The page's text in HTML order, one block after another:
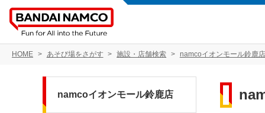
HOME あそび場をさがす 施設・店舗検索 namcoイオンモール鈴鹿店
namcoイオンモール鈴鹿店